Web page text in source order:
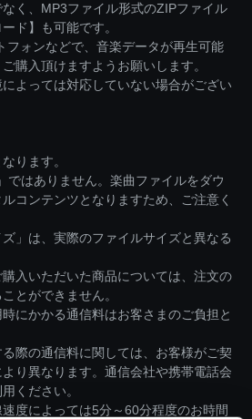
く、MP3ファイル形式のZIPファイル
ド】も可能です。
ォンなどで、音楽データが再生可能
購入頂けますようお願いします。
よっては対応していない場合がござい
ります。
ではありません。楽曲ファイルをダウ
コンテンツとなりますため、ご注意く
」は、実際のファイルサイズと異なる
購入いただいた商品については、注文の
とができません。
にかかる通信料はお客さまのご負担と
る際の通信料に関しては、お客様がご契
り異なります。通信会社や携帯電話会
ください。
速度によっては5分～60分程度のお時間